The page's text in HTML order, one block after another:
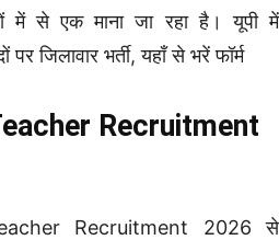
में से एक माना जा रहा है। यूपी में
जिलावार भर्ती, यहाँ से भरें फॉर्म
Recruitment
Recruitment 2026 से